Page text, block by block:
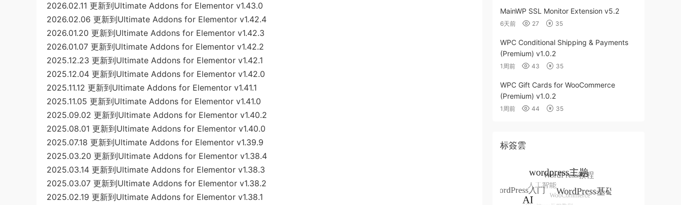
2026.02.11 更新到Ultimate Addons for Elementor v1.43.0
2026.02.06 更新到Ultimate Addons for Elementor v1.42.4
2026.01.20 更新到Ultimate Addons for Elementor v1.42.3
2026.01.07 更新到Ultimate Addons for Elementor v1.42.2
2025.12.23 更新到Ultimate Addons for Elementor v1.42.1
2025.12.04 更新到Ultimate Addons for Elementor v1.42.0
2025.11.12 更新到Ultimate Addons for Elementor v1.41.1
2025.11.05 更新到Ultimate Addons for Elementor v1.41.0
2025.09.02 更新到Ultimate Addons for Elementor v1.40.2
2025.08.01 更新到Ultimate Addons for Elementor v1.40.0
2025.07.18 更新到Ultimate Addons for Elementor v1.39.9
2025.03.20 更新到Ultimate Addons for Elementor v1.38.4
2025.03.14 更新到Ultimate Addons for Elementor v1.38.3
2025.03.07 更新到Ultimate Addons for Elementor v1.38.2
2025.02.19 更新到Ultimate Addons for Elementor v1.38.1
MainWP SSL Monitor Extension v5.2
6天前 27 35
WPC Conditional Shipping & Payments
(Premium) v1.0.2
1周前 43 35
WPC Gift Cards for WooCommerce
(Premium) v1.0.2
1周前 44 35
标簽雲